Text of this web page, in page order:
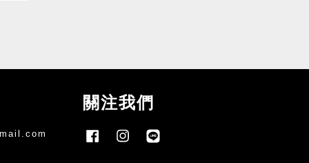
關注我們
FacebookInstagram